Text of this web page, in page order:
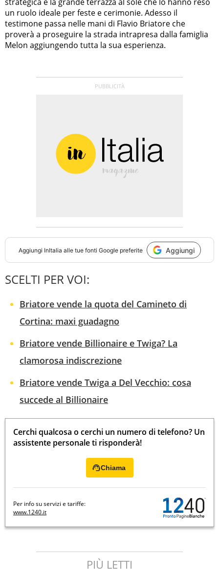
un ruolo ideale per feste e cerimonie. Adesso il
testimone passa nelle mani di Flavio Briatore che
proverà a proseguire la strada intrapresa dalla famiglia
Melon aggiungendo tutta la sua esperienza.
Aggiungi InItalia alle tue fonti Google preferite Aggiungi
SCELTI PER VOI:
Briatore vende la quota del Camineto di
Cortina: maxi guadagno
Briatore vende Billionaire e Twiga? La
clamorosa indiscrezione
Briatore vende Twiga a Del Vecchio: cosa
succede al Billionaire
Cerchi qualcosa o cerchi un numero di telefono? Un
assistente personale ti risponderà!
Chiama
Per info su servizi e tariffe:
www.1240.it
PIÙ LETTI